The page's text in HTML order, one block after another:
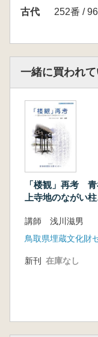
古代
252番 /
一緒に買われ
「楼観」再考
上寺地のながい柱
講師 浅川滋男
新刊 在庫なし